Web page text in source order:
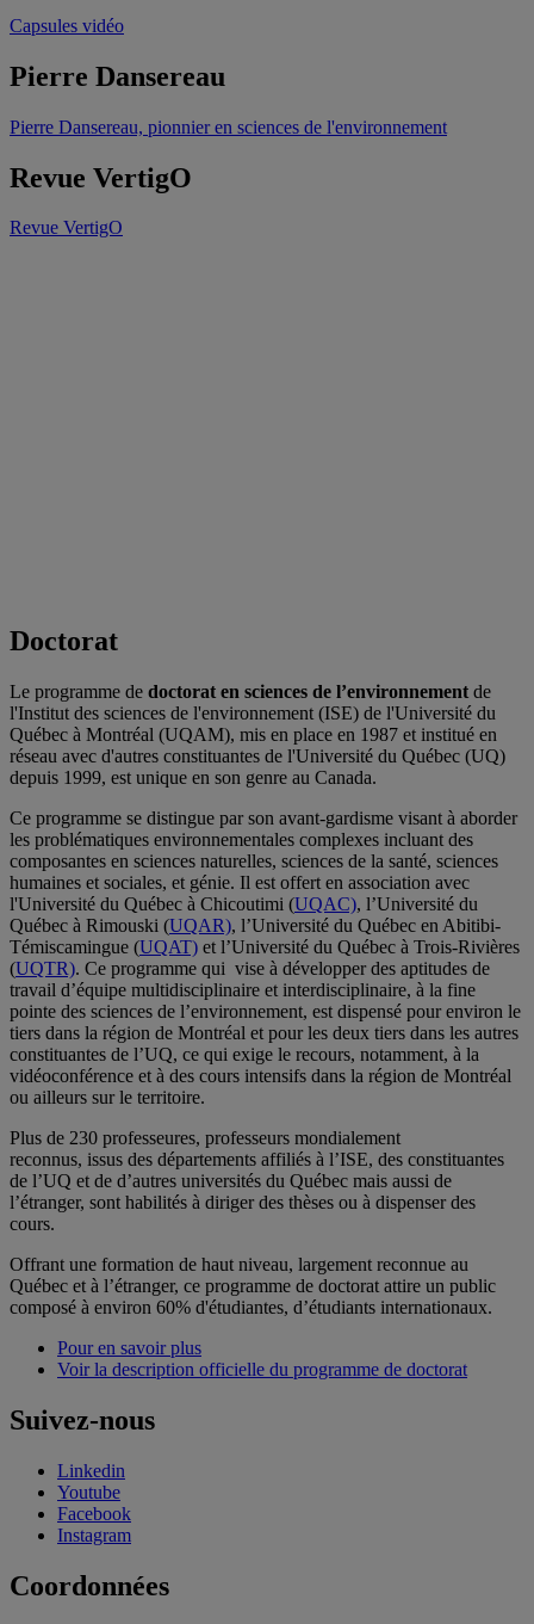
Capsules vidéo
Pierre Dansereau
Pierre Dansereau, pionnier en sciences de l'environnement
Revue VertigO
Revue VertigO
Doctorat
Le programme de doctorat en sciences de l’environnement de
l'Institut des sciences de l'environnement (ISE) de l'Université du
Québec à Montréal (UQAM), mis en place en 1987 et institué en
réseau avec d'autres constituantes de l'Université du Québec (UQ)
depuis 1999, est unique en son genre au Canada.
Ce programme se distingue par son avant-gardisme visant à aborder
les problématiques environnementales complexes incluant des
composantes en sciences naturelles, sciences de la santé, sciences
humaines et sociales, et génie. Il est offert en association avec
l'Université du Québec à Chicoutimi (UQAC), l’Université du
Québec à Rimouski (UQAR), l’Université du Québec en Abitibi-
Témiscamingue (UQAT) et l’Université du Québec à Trois-Rivières
(UQTR). Ce programme qui vise à développer des aptitudes de
travail d’équipe multidisciplinaire et interdisciplinaire, à la fine
pointe des sciences de l’environnement, est dispensé pour environ le
tiers dans la région de Montréal et pour les deux tiers dans les autres
constituantes de l’UQ, ce qui exige le recours, notamment, à la
vidéoconférence et à des cours intensifs dans la région de Montréal
ou ailleurs sur le territoire.
Plus de 230 professeures, professeurs mondialement
reconnus, issus des départements affiliés à l’ISE, des constituantes
de l’UQ et de d’autres universités du Québec mais aussi de
l’étranger, sont habilités à diriger des thèses ou à dispenser des
cours.
Offrant une formation de haut niveau, largement reconnue au
Québec et à l’étranger, ce programme de doctorat attire un public
composé à environ 60% d'étudiantes, d’étudiants internationaux.
Pour en savoir plus
Voir la description officielle du programme de doctorat
Suivez-nous
Linkedin
Youtube
Facebook
Instagram
Coordonnées